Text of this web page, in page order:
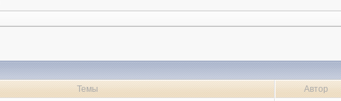
Темы Автор